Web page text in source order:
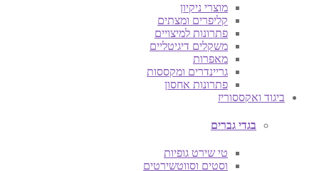
מוצרי ניקיון
קליפרים ומצתים
פתרונות למיצויים
משקלים דיגיטליים
מאפרות
גריינדרים ומקססות
פתרונות אחסון
ביגוד ואקססוריז
בגדי גברים
טי שירט גופיות
וסטים וסווטשירטים